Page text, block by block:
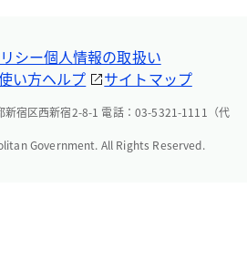
シー個人情報の取扱い
い方ヘルプ サイトマップ
宿区西新宿2-8-1 電話：03-5321-1111（代
Government. All Rights Reserved.